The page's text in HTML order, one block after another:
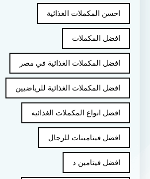
احسن المكملات الغذائية
افضل المكملات
افضل المكملات الغذائية في مصر
افضل المكملات الغذائية للرياضيين
افضل انواع المكملات الغذائيه
افضل فيتامينات للرجال
افضل فيتامين د